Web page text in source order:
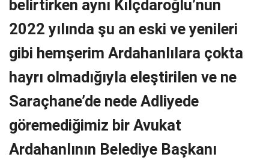
belirtirken aynı Kılçdaroğlu’nun
2022 yılında şu an eski ve yenileri
gibi hemşerim Ardahanlılara çokta
hayrı olmadığıyla eleştirilen ve ne
Saraçhane’de nede Adliyede
göremediğimiz bir Avukat
Ardahanlının Belediye Başkanı